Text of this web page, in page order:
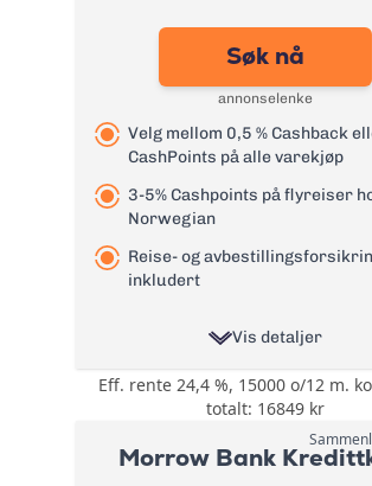
papirfaktura:
45 kr
35 kr
Overtrekksgebyr:
125 kr
Les mer om Re:member Black
Søk nå
annonselenke
Velg mellom 0,5 % Cashback
CashPoints på alle varekjøp
3-5% Cashpoints på flyreiser
Norwegian
Reise- og
inkludert
Vis detaljer
Bonus:
0,5% på all
kortet i
eller
3-5%
Eff. rente 24,4 %, 15000 o/12 m.
totalt: 16849 kr
Morrow Bank